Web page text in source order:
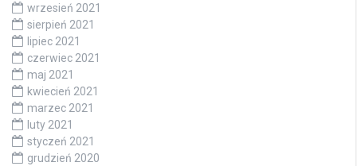
wrzesień 2021
sierpień 2021
lipiec 2021
czerwiec 2021
maj 2021
kwiecień 2021
marzec 2021
luty 2021
styczeń 2021
grudzień 2020